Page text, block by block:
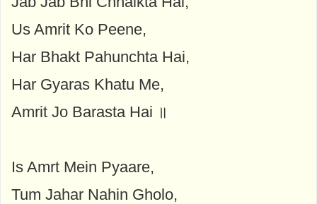
Us Amrit Ko Peene,
Har Bhakt Pahunchta Hai,
Har Gyaras Khatu Me,
Amrit Jo Barasta Hai ॥
Is Amrt Mein Pyaare,
Tum Jahar Nahin Gholo,